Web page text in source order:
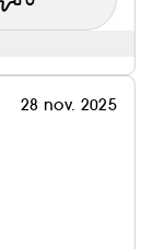
28 nov. 2025